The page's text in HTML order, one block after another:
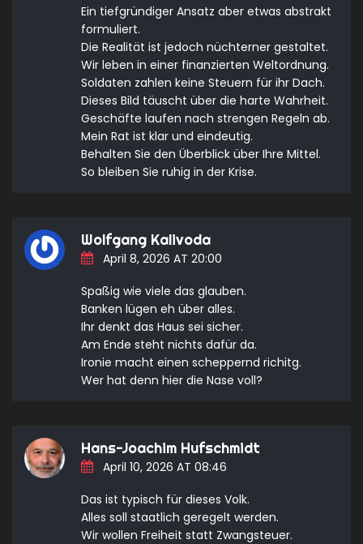
Ein tiefgründiger Ansatz aber etwas abstrakt
formuliert.
Die Realität ist jedoch nüchterner gestaltet.
Wir leben in einer finanzierten Weltordnung.
Soldaten zahlen keine Steuern für ihr Dach.
Dieses Bild täuscht über die harte Wahrheit.
Geschäfte laufen nach strengen Regeln ab.
Mein Rat ist klar und eindeutig.
Behalten Sie den Überblick über Ihre Mittel.
So bleiben Sie ruhig in der Krise.
Wolfgang Kalivoda
April 8, 2026 AT 20:00
Spaßig wie viele das glauben.
Banken lügen eh über alles.
Ihr denkt das Haus sei sicher.
Am Ende steht nichts dafür da.
Ironie macht einen scheppernd richitg.
Wer hat denn hier die Nase voll?
Hans-Joachim Hufschmidt
April 10, 2026 AT 08:46
Das ist typisch für dieses Volk.
Alles soll staatlich geregelt werden.
Wir wollen Freiheit statt Zwangsteuer.